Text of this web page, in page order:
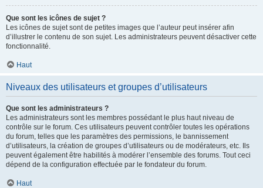
Que sont les icônes de sujet ?
Les icônes de sujet sont de petites images que l’auteur peut insérer afin
d’illustrer le contenu de son sujet. Les administrateurs peuvent désactiver cette
fonctionnalité.
Haut
Niveaux des utilisateurs et groupes d’utilisateurs
Que sont les administrateurs ?
Les administrateurs sont les membres possédant le plus haut niveau de
contrôle sur le forum. Ces utilisateurs peuvent contrôler toutes les opérations
du forum, telles que les paramètres des permissions, le bannissement
d’utilisateurs, la création de groupes d’utilisateurs ou de modérateurs, etc. Ils
peuvent également être habilités à modérer l’ensemble des forums. Tout ceci
dépend de la configuration effectuée par le fondateur du forum.
Haut